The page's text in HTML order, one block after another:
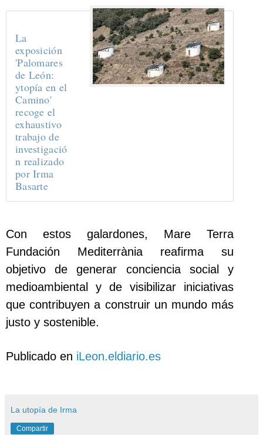
La
exposición
'Palomares
de León:
ytopía en el
Camino'
recoge el
exhaustivo
trabajo de
investigació
n realizado
por Irma
Basarte
Con estos galardones, Mare Terra
Fundación Mediterrània reafirma su
objetivo de generar conciencia social y
medioambiental y de visibilizar iniciativas
que contribuyen a construir un mundo más
justo y sostenible.
Publicado en iLeon.eldiario.es
La utopía de Irma
Compartir